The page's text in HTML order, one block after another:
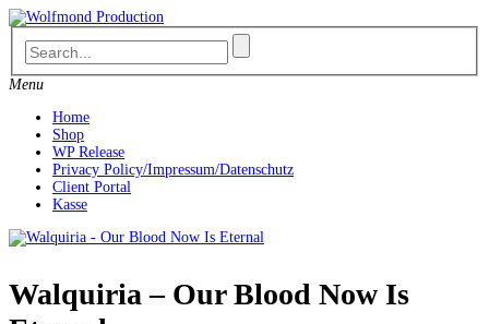
Skip
to
content
Menu
Home
Shop
WP Release
Privacy Policy/Impressum/Datenschutz
Client Portal
Kasse
Walquiria – Our Blood Now Is